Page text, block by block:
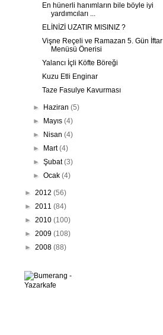
En hünerli hanımların bile böyle iyi
yardımcıları ...
ELİNİZİ UZATIR MISINIZ ?
Vişne Reçeli ve Ramazan 5. Gün İftar
Menüsü Önerisi
Yalancı İçli Köfte Böreği
Kuzu Etli Enginar
Taze Fasulye Kavurması
► Haziran(5)
► Mayıs(4)
► Nisan(4)
► Mart(4)
►Şubat(3)
►Ocak(4)
► 2012 (56)
► 2011 (84)
► 2010 (100)
► 2009 (108)
► 2008 (88)